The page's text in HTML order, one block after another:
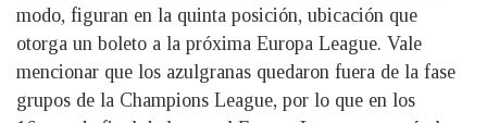
modo, figuran en la quinta posición, ubicación que
otorga un boleto a la próxima Europa League. Vale
mencionar que los azulgranas quedaron fuera de la fase
grupos de la Champions League, por lo que en los